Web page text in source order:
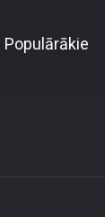
Populārākie